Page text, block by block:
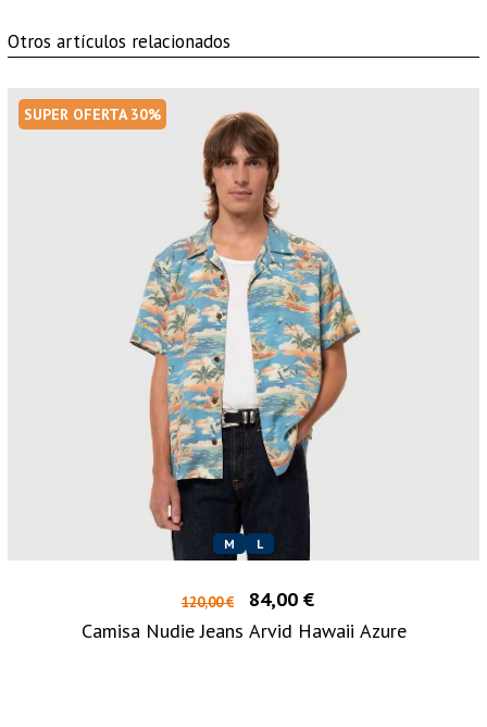
Otros artículos relacionados
SUPER OFERTA 30%
M L
120,00 €
84,00 €
Camisa Nudie Jeans Arvid Hawaii Azure